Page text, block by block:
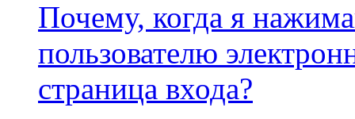
Почему, когда я
пользователю
страница входа?